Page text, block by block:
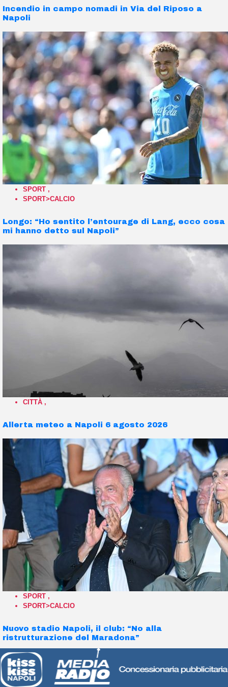
Incendio in campo nomadi in Via del Riposo a
Napoli
SPORT ,
SPORT>CALCIO
Longo: “Ho sentito l’entourage di Lang, ecco cosa
mi hanno detto sul Napoli”
CITTÀ ,
Allerta meteo a Napoli 6 agosto 2026
SPORT ,
SPORT>CALCIO
Nuovo stadio Napoli, il club: “No alla
ristrutturazione del Maradona”